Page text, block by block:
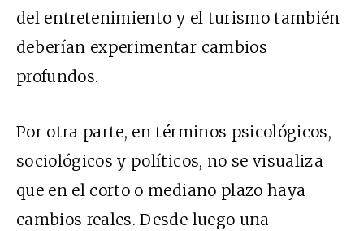
del entretenimiento y el turismo también
deberían experimentar cambios
profundos.
Por otra parte, en términos psicológicos,
sociológicos y políticos, no se visualiza
que en el corto o mediano plazo haya
cambios reales. Desde luego una